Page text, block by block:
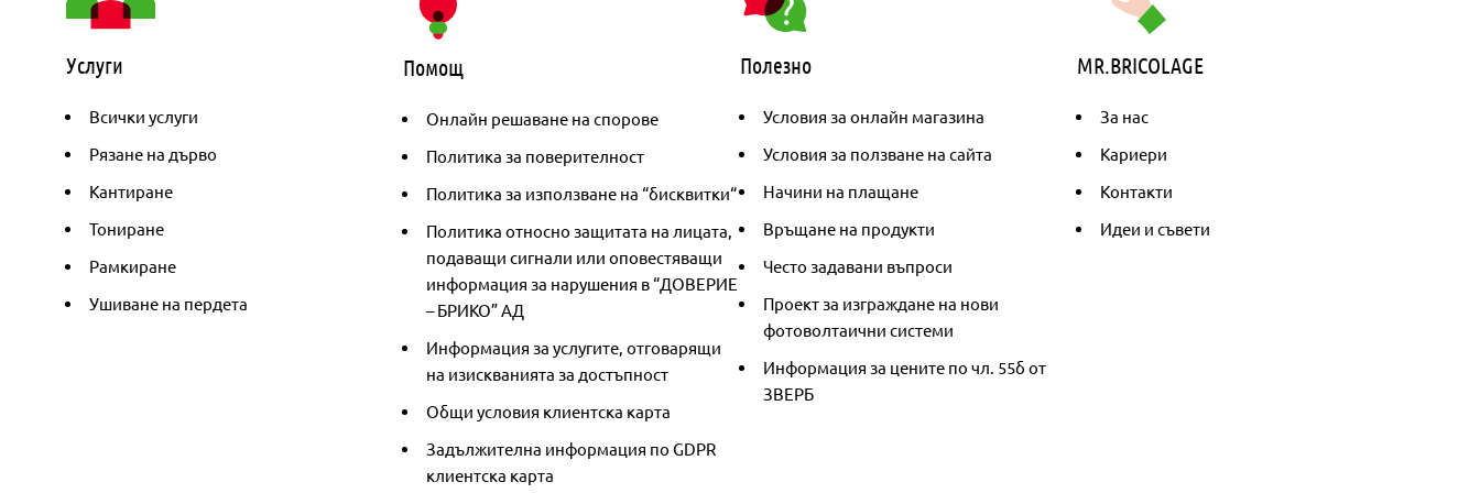
Услуги
Всички услуги
Рязане на дърво
Кантиране
Тониране
Рамкиране
Ушиване на пердета
Помощ
Онлайн решаване на спорове
Политика за поверителност
Политика за използване на “бисквитки“
Политика относно защитата на лицата,
подаващи сигнали или оповестяващи
информация за нарушения в “ДОВЕРИЕ
– БРИКО” АД
Информация за услугите, отговарящи
на изискванията за достъпност
Общи условия клиентска карта
Задължителна информация по GDPR
клиентска карта
Полезно
Условия за онлайн магазина
Условия за ползване на сайта
Начини на плащане
Връщане на продукти
Често задавани въпроси
Проект за изграждане на нови
фотоволтаични системи
Информация за цените по чл. 55б от
ЗВЕРБ
MR.BRICOLAGE
За нас
Кариери
Контакти
Идеи и съвети